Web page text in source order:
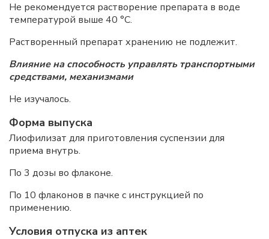
Не рекомендуется растворение препарата в воде
температурой выше 40 °C.
Растворенный препарат хранению не подлежит.
Влияние на способность управлять транспортными
средствами, механизмами
Не изучалось.
Форма выпуска
Лиофилизат для приготовления суспензии для
приема внутрь.
По 3 дозы во флаконе.
По 10 флаконов в пачке с инструкцией по
применению.
Условия отпуска из аптек